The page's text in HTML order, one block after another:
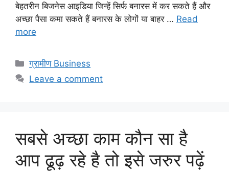
बेहतरीन बिजनेस आइडिया जिन्हें सिर्फ बनारस में कर सकते हैं और
अच्छा पैसा कमा सकते हैं बनारस के लोगों या बाहर … Read
more
Categories
ग्रामीण Business
Leave a comment
सबसे अच्छा काम कौन सा है
आप ढूढ़ रहे है तो इसे जरुर पढ़ें